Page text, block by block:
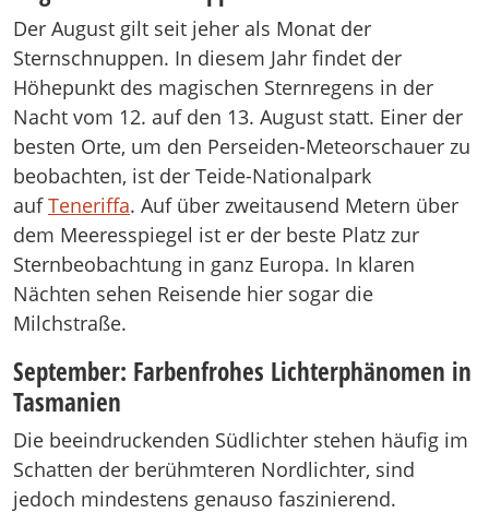
Der August gilt seit jeher als Monat der
Sternschnuppen. In diesem Jahr findet der
Höhepunkt des magischen Sternregens in der
Nacht vom 12. auf den 13. August statt. Einer der
besten Orte, um den Perseiden-Meteorschauer zu
beobachten, ist der Teide-Nationalpark
aufTeneriffa. Auf über zweitausend Metern über
dem Meeresspiegel ist er der beste Platz zur
Sternbeobachtung in ganz Europa. In klaren
Nächten sehen Reisende hier sogar die
Milchstraße.
September: Farbenfrohes Lichterphänomen in
Tasmanien
Die beeindruckenden Südlichter stehen häufig im
Schatten der berühmteren Nordlichter, sind
jedoch mindestens genauso faszinierend.